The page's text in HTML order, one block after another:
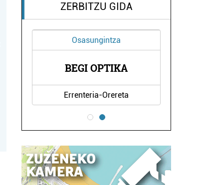
ZERBITZU GIDA
Osasungintza
BEGI OPTIKA
Errenteria-Orereta